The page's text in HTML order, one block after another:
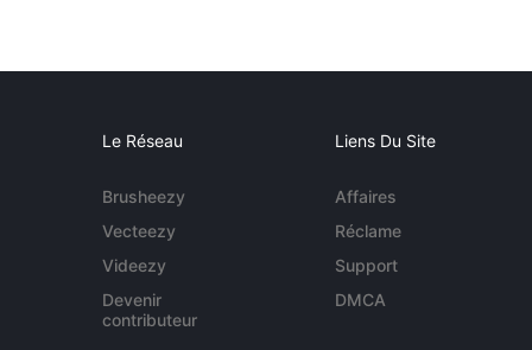
Le Réseau
Brusheezy
Vecteezy
Videezy
Devenir
contributeur
Liens Du Site
Affaires
Réclame
Support
DMCA